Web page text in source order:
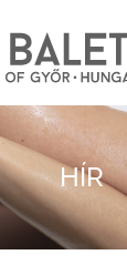
HÍR